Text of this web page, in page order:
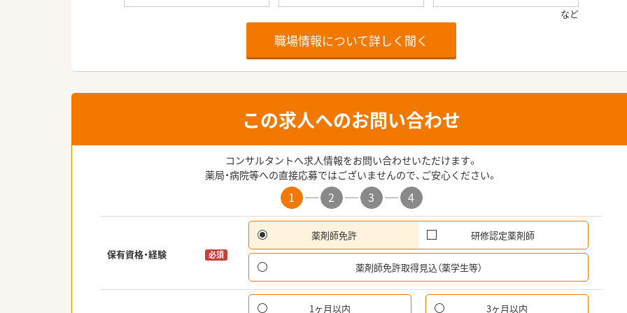
職場情報について詳しく聞く
この求人へのお問い合わせ
コンサルタントへ求人情報をお問い合わせいただけます。
薬局・病院等への直接応募ではございませんので、ご安心ください。
1 2 3 4
保有資格・経験 必須
薬剤師免許 研修認定薬剤師
薬剤師免許取得見込（薬学生等）
1ヶ月以内 3ヶ月以内